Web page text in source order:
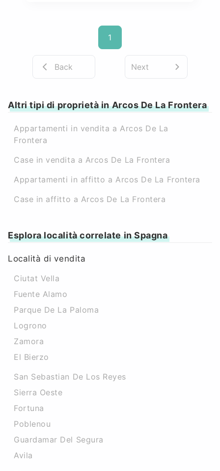
1
Back Next
Altri tipi di proprietà in Arcos De La Frontera
Appartamenti in vendita a Arcos De La
Frontera
Case in vendita a Arcos De La Frontera
Appartamenti in affitto a Arcos De La Frontera
Case in affitto a Arcos De La Frontera
Esplora località correlate in Spagna
Località di vendita
Ciutat Vella
Fuente Alamo
Parque De La Paloma
Logrono
Zamora
El Bierzo
San Sebastian De Los Reyes
Sierra Oeste
Fortuna
Poblenou
Guardamar Del Segura
Avila